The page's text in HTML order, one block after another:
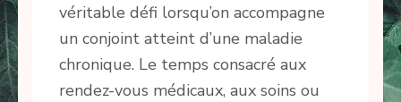
véritable défi lorsqu’on accompagne
un conjoint atteint d’une maladie
chronique. Le temps consacré aux
rendez-vous médicaux, aux soins ou